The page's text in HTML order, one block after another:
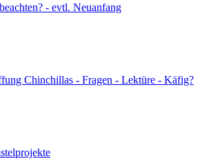
- evtl. Neuanfang
Chinchillas - Fragen - Lektüre - Käfig?